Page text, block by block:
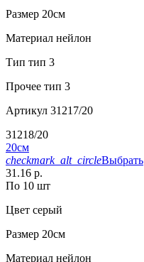
Размер 20см
Материал нейлон
Тип тип 3
Прочее тип 3
Артикул 31217/20
31218/20
20см
checkmark_alt_circleВыбрать
31.16 р.
По 10 шт
Цвет серый
Размер 20см
Материал нейлон